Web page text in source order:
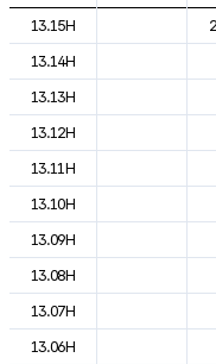
도시별 기상실황표로 지점,
13.15H
13.14H
13.13H
13.12H
13.11H
13.10H
13.09H
13.08H
13.07H
13.06H